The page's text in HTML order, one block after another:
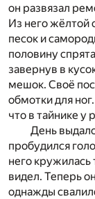
он развязал
Из него жёлтой
песок и
половину
завернув в
мешок. Своё
обмотки для
что в тайнике у
День
пробудился
него кружилась
видел. Теперь
однажды